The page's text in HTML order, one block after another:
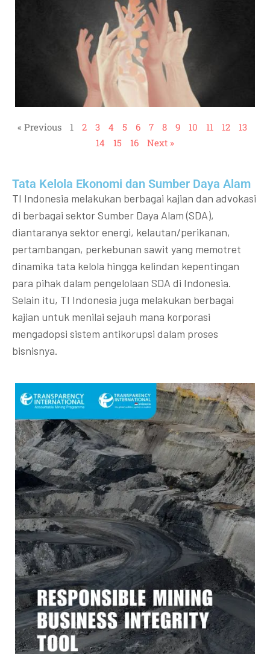
« Previous 1 2 3 4 5 6 7 8 9 10 11 12
13
14
15 16 Next »
Tata Kelola Ekonomi dan Sumber Daya Alam
TI Indonesia melakukan berbagai kajian dan advokasi
di berbagai sektor Sumber Daya Alam (SDA),
diantaranya sektor energi, kelautan/perikanan,
pertambangan, perkebunan sawit yang memotret
dinamika tata kelola hingga kelindan kepentingan
para pihak dalam pengelolaan SDA di Indonesia.
Selain itu, TI Indonesia juga melakukan berbagai
kajian untuk menilai sejauh mana korporasi
mengadopsi sistem antikorupsi dalam proses
bisnisnya.